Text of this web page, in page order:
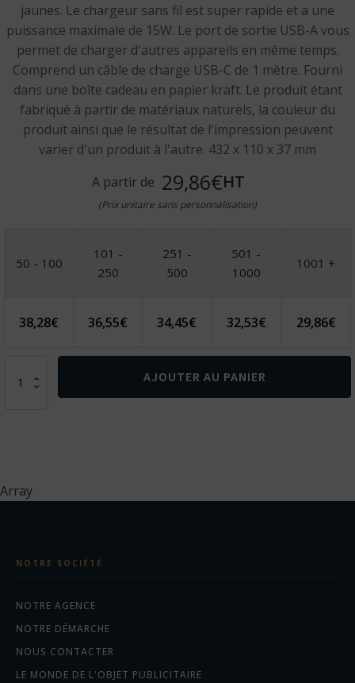
jaunes. Le chargeur sans fil est super rapide et a une
puissance maximale de 15W. Le port de sortie USB-A vous
permet de charger d'autres appareils en même temps.
Comprend un câble de charge USB-C de 1 mètre. Fourni
dans une boîte cadeau en papier kraft. Le produit étant
fabriqué à partir de matériaux naturels, la couleur du
produit ainsi que le résultat de l'impression peuvent
varier d'un produit à l'autre. 432 x 110 x 37 mm
A partir de 29,86€HT
(Prix unitaire sans personnalisation)
50 - 100
101 -
250
251 -
500
501 -
1000
1001 +
38,28€ 36,55€ 34,45€ 32,53€ 29,86€
chargeur
sans
bambou
AJOUTER AU PANIER
Array
NOTRE SOCIÉTÉ
NOTRE AGENCE
NOTRE DÉMARCHE
NOUS CONTACTER
LE MONDE DE L'OBJET PUBLICITAIRE